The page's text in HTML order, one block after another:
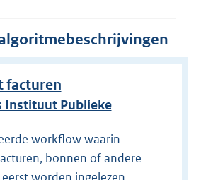
facturen
Instituut Publieke
workflow waarin
bonnen of andere